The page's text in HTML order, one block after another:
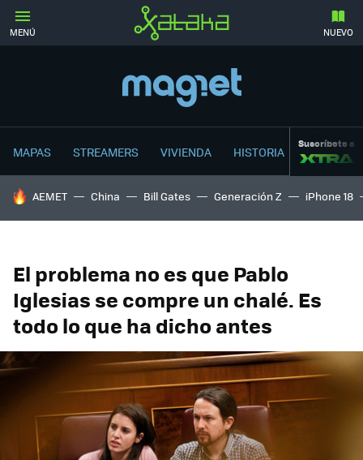
MENÚ NUEVO
MAPAS STREAMERS VIVIENDA HISTORIA Suscríbete a
HOY SE HABLA DE
AEMET China Bill Gates Generación Z iPhone 18
El problema no es que Pablo
Iglesias se compre un chalé. Es
todo lo que ha dicho antes